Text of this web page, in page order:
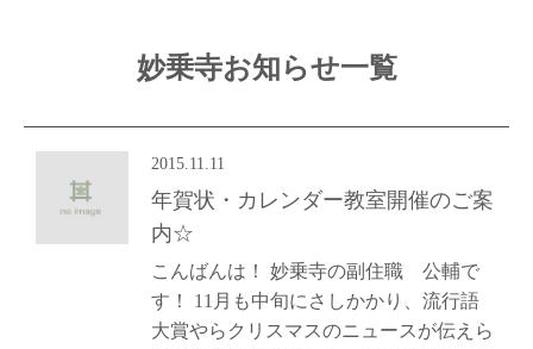
妙乗寺お知らせ一覧
2015.11.11
年賀状・カレンダー教室開催のご案
内☆
こんばんは！ 妙乗寺の副住職 公輔で
す！ 11月も中旬にさしかかり、流行語
大賞やらクリスマスのニュースが伝えら